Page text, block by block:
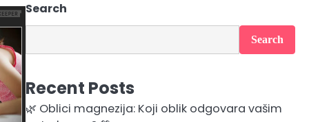
Search
Search
Recent Posts
🌿 Oblici magnezija: Koji oblik odgovara vašim